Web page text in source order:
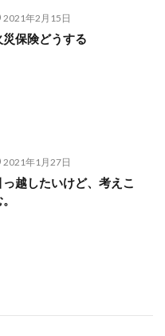
2021年2月15日
災保険どうする
2021年1月27日
っ越したいけど、考えこ